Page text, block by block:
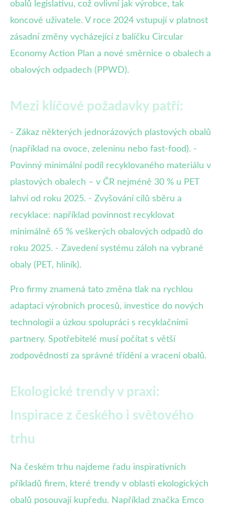
obalů legislativu, což ovlivní jak výrobce, tak
koncové uživatele. V roce 2024 vstupují v platnost
zásadní změny vycházející z balíčku Circular
Economy Action Plan a nové směrnice o obalech a
obalových odpadech (PPWD).
Mezi klíčové požadavky patří:
- Zákaz některých jednorázových plastových obalů
(například na ovoce, zeleninu nebo fast-food). -
Povinný minimální podíl recyklovaného materiálu v
plastových obalech – v ČR nejméně 30 % u PET
lahví od roku 2025. - Zvyšování cílů sběru a
recyklace: například povinnost recyklovat
minimálně 65 % veškerých obalových odpadů do
roku 2025. - Zavedení systému záloh na vybrané
obaly (PET, hliník).
Pro firmy znamená tato změna tlak na rychlou
adaptaci výrobních procesů, investice do nových
technologií a úzkou spolupráci s recyklačními
partnery. Spotřebitelé musí počítat s větší
zodpovědností za správné třídění a vracení obalů.
Ekologické trendy v praxi:
Inspirace z českého i světového
trhu
Na českém trhu najdeme řadu inspirativních
příkladů firem, které trendy v oblasti ekologických
obalů posouvají kupředu. Například značka Emco